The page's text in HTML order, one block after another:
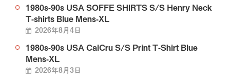
1980s-90s USA SOFFE SHIRTS S/S Henry Neck
T-shirts Blue Mens-XL
2026年8月4日
1980s-90s USA CalCru S/S Print T-Shirt Blue
Mens-XL
2026年8月3日